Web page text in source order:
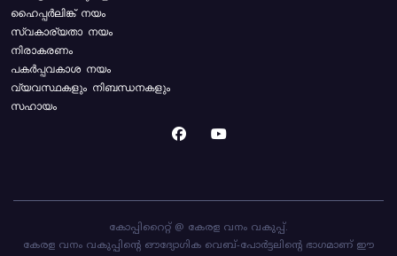
ഹൈപ്പർലിങ്ക് നയം
സ്വകാര്യതാ നയം
നിരാകരണം
പകർപ്പവകാശ നയം
വ്യവസ്ഥകളും നിബന്ധനകളും
സഹായം
കോപ്പിറൈറ്റ് @ കേരള വനം വകുപ്പ്.
കേരള വനം വകുപ്പിന്റെ ഔദ്യോഗിക വെബ്-പോർട്ടലിന്റെ ഭാഗമാണ് ഈ